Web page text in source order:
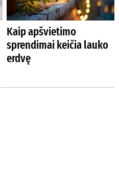
Kaip apšvietimo
sprendimai keičia lauko
erdvę